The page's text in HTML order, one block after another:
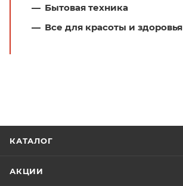
Бытовая техника
Все для красоты и здоровья
КАТАЛОГ
АКЦИИ